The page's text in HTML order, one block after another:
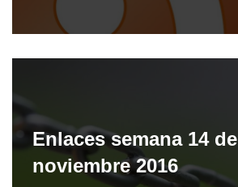
Enlaces semana 14 de
noviembre 2016